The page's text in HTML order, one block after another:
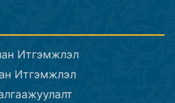
Итгэмжлэл
Итгэмжлэл